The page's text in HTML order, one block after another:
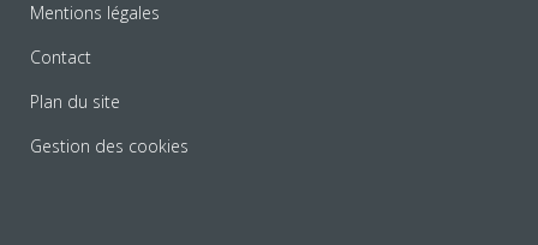
Mentions légales
Contact
Plan du site
Gestion des cookies